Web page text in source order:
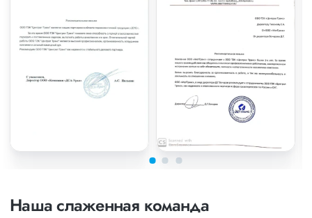
Наша слаженная команда